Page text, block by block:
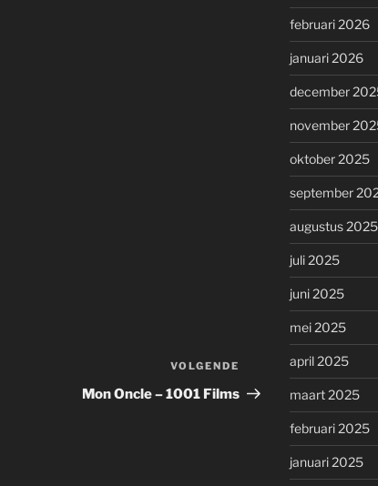
Volgend
bericht
VOLGENDE
Mon Oncle – 1001 Films
februari 2026
januari 2026
december
november
oktober 2025
september
augustus 2025
juli 2025
juni 2025
mei 2025
april 2025
maart 2025
februari 2025
januari 2025